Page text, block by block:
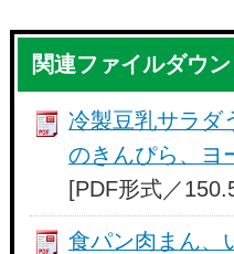
関連ファイルダウ
冷製豆乳サラダ
のきんぴら、ヨ
[PDF形式／
食パン肉まん、